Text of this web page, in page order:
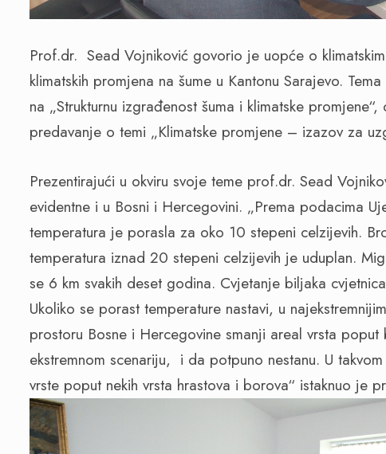
Prof.dr. Sead Vojniković govorio je uopće o
klimatskih promjena na šume u Kantonu Sarajevo.
na „Strukturnu izgrađenost šuma i klimatske
predavanje o temi „Klimatske promjene – izazov za
Prezentirajući u okviru svoje teme prof.dr. Sead
evidentne i u Bosni i Hercegovini. „Prema podacima
temperatura je porasla za oko 10 stepeni celzijevih.
temperatura iznad 20 stepeni celzijevih je uduplan.
se 6 km svakih deset godina. Cvjetanje biljaka
Ukoliko se porast temperature nastavi, u
prostoru Bosne i Hercegovine smanji areal vrsta
ekstremnom scenariju, i da potpuno nestanu. U
vrste poput nekih vrsta hrastova i borova“ istaknuo je